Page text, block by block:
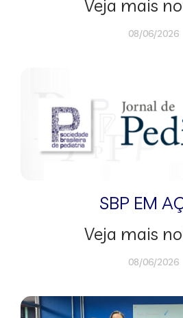
Veja mais
08/06/2026
SBP EM
Veja mais
08/06/2026